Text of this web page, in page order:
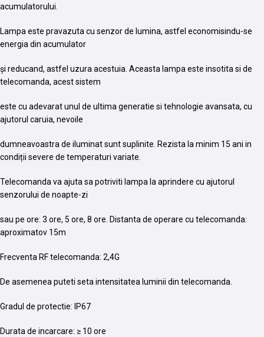
acumulatorului.
Lampa este pravazuta cu senzor de lumina, astfel economisindu-se
energia din acumulator
și reducand, astfel uzura acestuia. Aceasta lampa este insotita si de
telecomanda, acest sistem
este cu adevarat unul de ultima generatie si tehnologie avansata, cu
ajutorul caruia, nevoile
dumneavoastra de iluminat sunt suplinite. Rezista la minim 15 ani in
condiții severe de temperaturi variate.
Telecomanda va ajuta sa potriviti lampa la aprindere cu ajutorul
senzorului de noapte-zi
sau pe ore: 3 ore, 5 ore, 8 ore. Distanta de operare cu telecomanda:
aproximatov 15m
Frecventa RF telecomanda: 2,4G
De asemenea puteti seta intensitatea luminii din telecomanda.
Gradul de protectie: IP67
Durata de incarcare: ≥ 10 ore